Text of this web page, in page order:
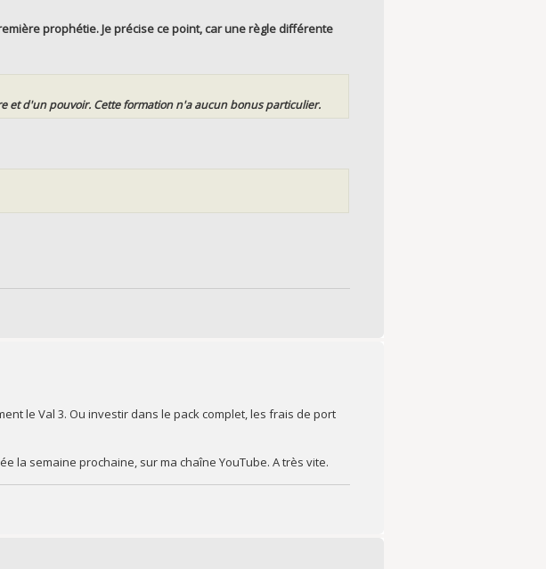
prophétie. Je précise ce point, car une règle différente
et d'un pouvoir. Cette formation n'a aucun bonus particulier.
le Val 3. Ou investir dans le pack complet, les frais de port
la semaine prochaine, sur ma chaîne YouTube. A très vite.